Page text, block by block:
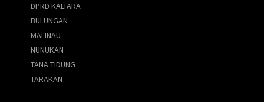
DPRD KALTARA
BULUNGAN
MALINAU
NUNUKAN
TANA TIDUNG
TARAKAN